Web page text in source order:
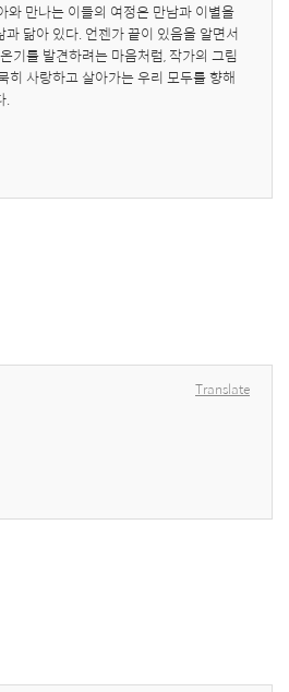
와 만나는 이들의 여정은 만남과 이별을
닮아 있다. 언젠가 끝이 있음을 알면서
기를 발견하려는 마음처럼, 작가의 그림
히 사랑하고 살아가는 우리 모두를 향해
.
Translate